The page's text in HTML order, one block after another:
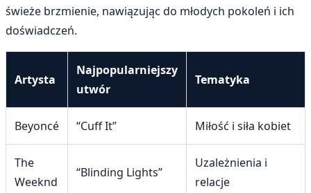
świeże brzmienie, nawiązując do młodych pokoleń i ich
doświadczeń.
Artysta
Najpopularniejszy
utwór
Tematyka
Beyoncé “Cuff It” Miłość i siła kobiet
The
Weeknd
“Blinding Lights”
Uzależnienia i
relacje